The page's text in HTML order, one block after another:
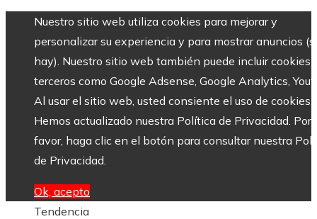
Nuestro sitio web utiliza cookies para mejorar y
personalizar su experiencia y para mostrar anuncios
hay). Nuestro sitio web también puede incluir cookies
terceros como Google Adsense, Google Analytics,
Al usar el sitio web, usted consiente el uso de cookies.
Hemos actualizado nuestra Política de Privacidad. Por
favor, haga clic en el botón para consultar nuestra
de Privacidad.
Ok, acepto
Tendencia